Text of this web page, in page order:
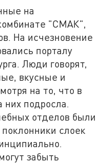
на
"СМАК",
На исчезновение
порталу
Люди говорят,
вкусные и
на то, что в
подросла.
отделов были
слоек
забыть